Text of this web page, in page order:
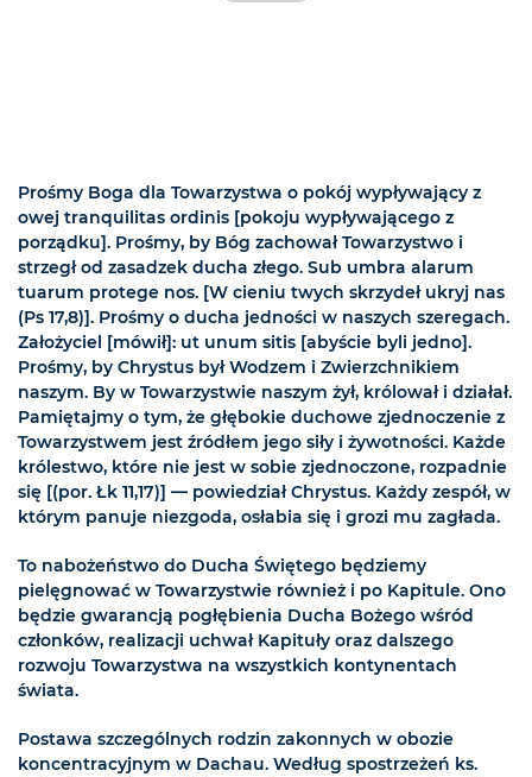
Prośmy Boga dla Towarzystwa o pokój wypływający z
owej tranquilitas ordinis [pokoju wypływającego z
porządku]. Prośmy, by Bóg zachował Towarzystwo i
strzegł od zasadzek ducha złego. Sub umbra alarum
tuarum protege nos. [W cieniu twych skrzydeł ukryj nas
(Ps 17,8)]. Prośmy o ducha jedności w naszych szeregach.
Założyciel [mówił]: ut unum sitis [abyście byli jedno].
Prośmy, by Chrystus był Wodzem i Zwierzchnikiem
naszym. By w Towarzystwie naszym żył, królował i działał.
Pamiętajmy o tym, że głębokie duchowe zjednoczenie z
Towarzystwem jest źródłem jego siły i żywotności. Każde
królestwo, które nie jest w sobie zjednoczone, rozpadnie
się [(por. Łk 11,17)] — powiedział Chrystus. Każdy zespół, w
którym panuje niezgoda, osłabia się i grozi mu zagłada.
To nabożeństwo do Ducha Świętego będziemy
pielęgnować w Towarzystwie również i po Kapitule. Ono
będzie gwarancją pogłębienia Ducha Bożego wśród
członków, realizacji uchwał Kapituły oraz dalszego
rozwoju Towarzystwa na wszystkich kontynentach
świata.
Postawa szczególnych rodzin zakonnych w obozie
koncentracyjnym w Dachau. Według spostrzeżeń ks.